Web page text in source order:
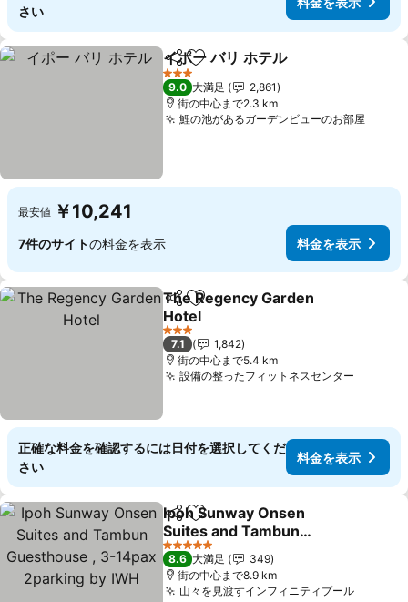
さい
シェアお気に入りに追加
イポー バリ ホテル
3 ホテルのランク
9.0 大満足
2,861
街の中心まで2.3 km
鯉の池があるガーデンビューのお部屋料金
最安値 ￥10,241
7件のサイトの料金を表示 料金を表示
シェアお気に入りに追加
The Regency Garden
Hotel
料金を表示
3 ホテルのランク
7.1
1,842
街の中心まで5.4 km
設備の整ったフィットネスセンター
正確な料金を確認するには日付を選択してくだ
さい
料金を表示
シェアお気に入りに追加
Ipoh Sunway Onsen
Suites and Tambun
Guesthouse , 3-14pax
2parking by IWH
料金を表示
5 ホテルのランク
8.6 大満足
349
街の中心まで8.9 km
山々を見渡すインフィニティプール料金を